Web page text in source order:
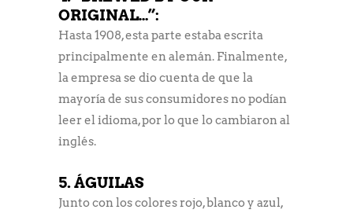
ORIGINAL…”:
Hasta 1908, esta parte estaba escrita
principalmente en alemán. Finalmente,
la empresa se dio cuenta de que la
mayoría de sus consumidores no podían
leer el idioma, por lo que lo cambiaron al
inglés.
5. ÁGUILAS
Junto con los colores rojo, blanco y azul,